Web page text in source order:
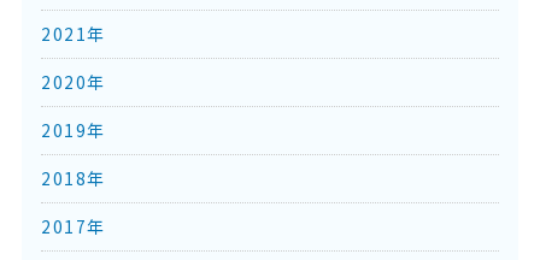
2021年
2020年
2019年
2018年
2017年